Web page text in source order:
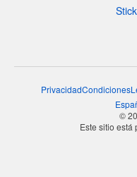
PrivacidadCondiciones
©
Este sitio está